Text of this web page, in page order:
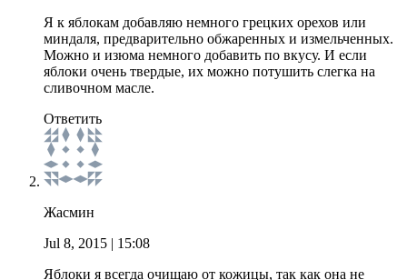
Я к яблокам добавляю немного грецких орехов или
миндаля, предварительно обжаренных и измельченных.
Можно и изюма немного добавить по вкусу. И если
яблоки очень твердые, их можно потушить слегка на
сливочном масле.
Ответить
Жасмин
Jul 8, 2015 | 15:08
Яблоки я всегда очищаю от кожицы, так как она не